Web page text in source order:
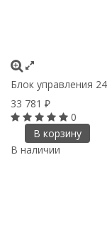
Блок управления
33 781 ₽
0
В корзину
В наличии